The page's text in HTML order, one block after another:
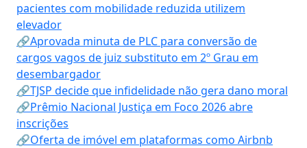
pacientes com mobilidade reduzida utilizem
elevador
🔗Aprovada minuta de PLC para conversão de
cargos vagos de juiz substituto em 2º Grau em
desembargador
🔗TJSP decide que infidelidade não gera dano moral
🔗Prêmio Nacional Justiça em Foco 2026 abre
inscrições
🔗Oferta de imóvel em plataformas como Airbnb